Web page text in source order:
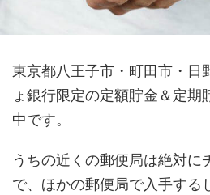
東京都八王子市・町田市・日
ょ銀行限定の定額貯金＆定期
中です。
うちの近くの郵便局は絶対に
で、ほかの郵便局で入手する